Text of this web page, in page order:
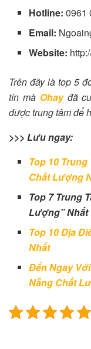
Hotline: 0961
Email:
Website:
Trên đây là top 5
tín mà Ohayđã
được trung tâm để
>>> Lưu ngay:
Top 10
Chất Lượng
Top 7 Trung
Lượng” Nhất
Top 10 Địa
Nhất
Đến Ngay
Nẵng Chất